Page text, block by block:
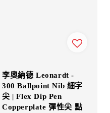
李奧納德 Leonardt -
300 Ballpoint Nib 細字
尖 | Flex Dip Pen
Copperplate 彈性尖 點